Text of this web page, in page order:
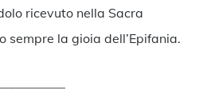
ricevuto nella Sacra
sempre la gioia dell’Epifania.